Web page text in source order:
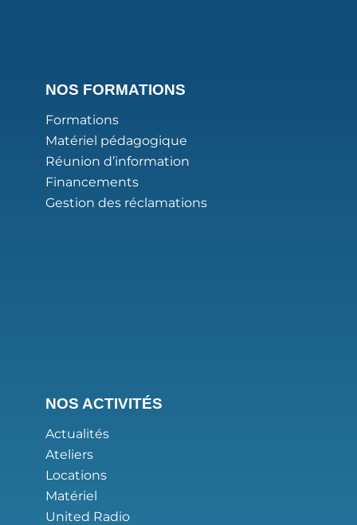
NOS FORMATIONS
Formations
Matériel pédagogique
Réunion d’information
Financements
Gestion des réclamations
NOS ACTIVITÉS
Actualités
Ateliers
Locations
Matériel
United Radio